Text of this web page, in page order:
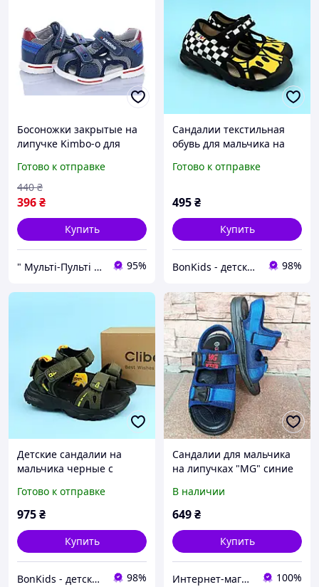
Босоножки закрытые на
липучке Kimbo-o для
Готово к отправке
396₴
440 ₴
Купить
" Мульті-Пульті " Дитячий одяг, взуття та іграшки! 95%
Сандалии текстильная
обувь для мальчика на
Готово к отправке
495₴
Купить
BonKids - детский интернет-магазин 98%
Детские сандалии на
мальчика черные с
green
Готово к отправке
975₴
Купить
BonKids - детский интернет-магазин 98%
Сандалии для мальчика
на липучках "MG" синие
В наличии
649₴
Купить
Интернет-магазин детской и взрослой одежды и обуви "BeAngel" (Мій Янгол) 100%